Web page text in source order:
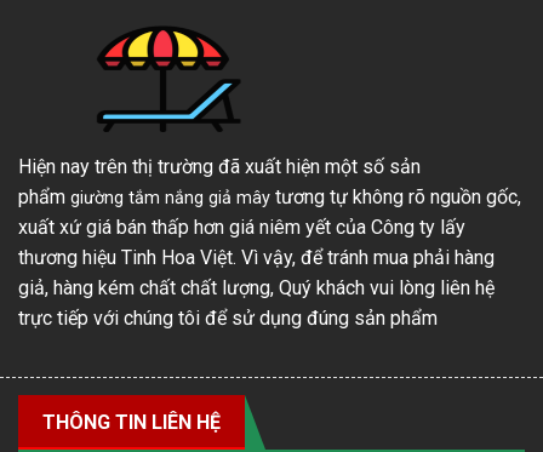
Hiện nay trên thị trường đã xuất hiện một số sản
phẩm giường tắm nắng giả mây tương tự không rõ nguồn gốc,
xuất xứ giá bán thấp hơn giá niêm yết của Công ty lấy
thương hiệu Tinh Hoa Việt. Vì vậy, để tránh mua phải hàng
giả, hàng kém chất chất lượng, Quý khách vui lòng liên hệ
trực tiếp với chúng tôi để sử dụng đúng sản phẩm
THÔNG TIN LIÊN HỆ